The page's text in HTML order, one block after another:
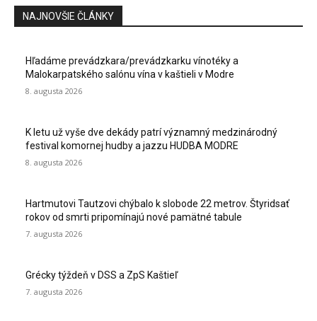
NAJNOVŠIE ČLÁNKY
Hľadáme prevádzkara/prevádzkarku vínotéky a
Malokarpatského salónu vína v kaštieli v Modre
8. augusta 2026
K letu už vyše dve dekády patrí významný medzinárodný
festival komornej hudby a jazzu HUDBA MODRE
8. augusta 2026
Hartmutovi Tautzovi chýbalo k slobode 22 metrov. Štyridsať
rokov od smrti pripomínajú nové pamätné tabule
7. augusta 2026
Grécky týždeň v DSS a ZpS Kaštieľ
7. augusta 2026